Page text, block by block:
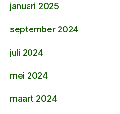
januari 2025
september 2024
juli 2024
mei 2024
maart 2024